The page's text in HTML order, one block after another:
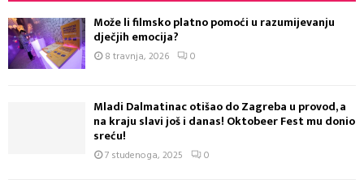
Može li filmsko platno pomoći u razumijevanju
dječjih emocija?
8 travnja, 2026 0
Mladi Dalmatinac otišao do Zagreba u provod, a
na kraju slavi još i danas! Oktobeer Fest mu donio
sreću!
7 studenoga, 2025 0